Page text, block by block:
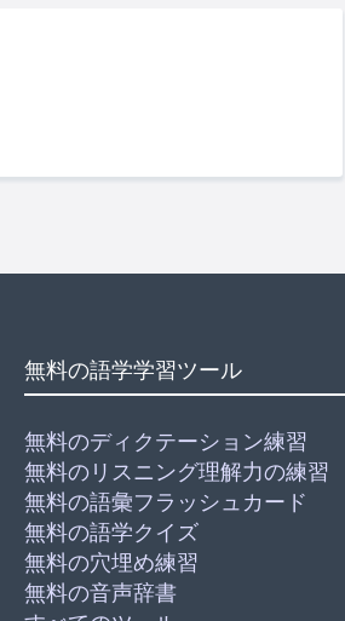
無料の語学学習ツール
無料のディクテーション練習
無料のリスニング理解力の練習
無料の語彙フラッシュカード
無料の語学クイズ
無料の穴埋め練習
無料の音声辞書